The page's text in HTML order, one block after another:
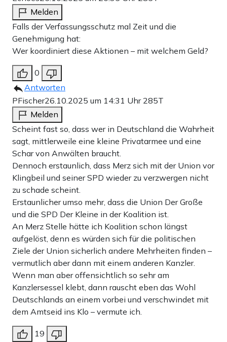
Melden
Falls der Verfassungsschutz mal Zeit und die
Genehmigung hat:
Wer koordiniert diese Aktionen – mit welchem Geld?
0
Antworten
PFischer26.10.2025 um 14:31 Uhr 285T
Melden
Scheint fast so, dass wer in Deutschland die Wahrheit
sagt, mittlerweile eine kleine Privatarmee und eine
Schar von Anwälten braucht.
Dennoch erstaunlich, dass Merz sich mit der Union vor
Klingbeil und seiner SPD wieder zu verzwergen nicht
zu schade scheint.
Erstaunlicher umso mehr, dass die Union Der Große
und die SPD Der Kleine in der Koalition ist.
An Merz Stelle hätte ich Koalition schon längst
aufgelöst, denn es würden sich für die politischen
Ziele der Union sicherlich andere Mehrheiten finden –
vermutlich aber dann mit einem anderen Kanzler.
Wenn man aber offensichtlich so sehr am
Kanzlersessel klebt, dann rauscht eben das Wohl
Deutschlands an einem vorbei und verschwindet mit
dem Amtseid ins Klo – vermute ich.
19